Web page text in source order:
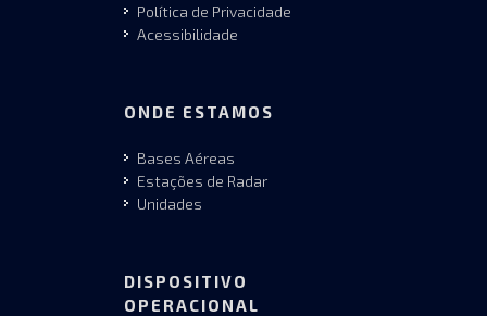
Política de Privacidade
Acessibilidade
ONDE ESTAMOS
Bases Aéreas
Estações de Radar
Unidades
DISPOSITIVO
OPERACIONAL